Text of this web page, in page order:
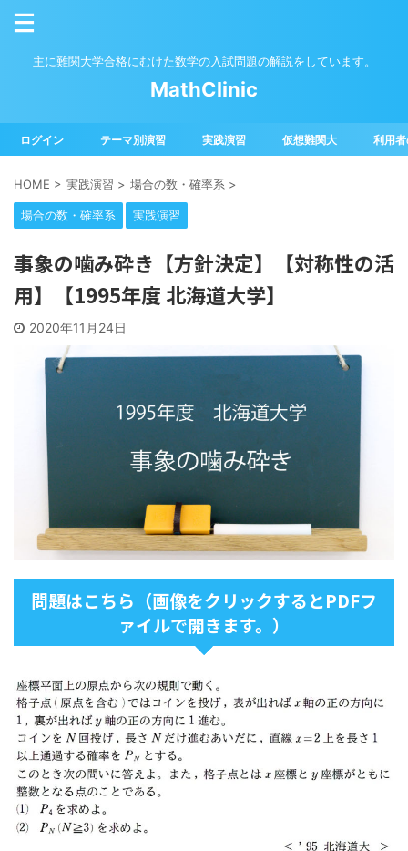
主に難関大学合格にむけた数学の入試問題の解説をしています。
MathClinic
ログイン テーマ別演習 実践演習 仮想難関大 利用
HOME > 実践演習 > 場合の数・確率系 >
場合の数・確率系 実践演習
事象の噛み砕き【方針決定】【対称性の活
用】【1995年度 北海道大学】
2020年11月24日
問題はこちら（画像をクリックするとPDFフ
ァイルで開きます。）